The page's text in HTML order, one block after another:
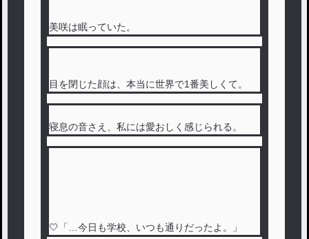
美咲は眠っていた。
目を閉じた顔は、本当に世界で1番美しくて。
寝息の音さえ、私には愛おしく感じられる。
🤍「…今日も学校、いつも通りだったよ。」